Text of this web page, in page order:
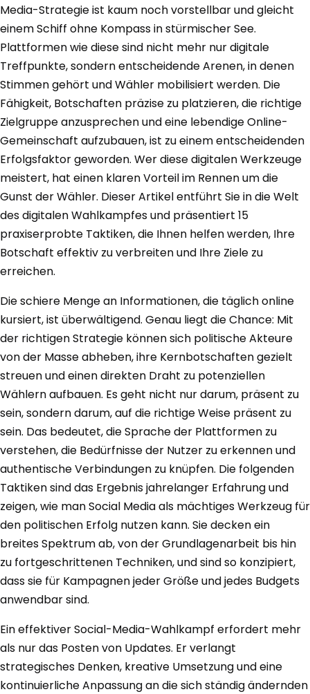
Media-Strategie ist kaum noch vorstellbar und gleicht
einem Schiff ohne Kompass in stürmischer See.
Plattformen wie diese sind nicht mehr nur digitale
Treffpunkte, sondern entscheidende Arenen, in denen
Stimmen gehört und Wähler mobilisiert werden. Die
Fähigkeit, Botschaften präzise zu platzieren, die richtige
Zielgruppe anzusprechen und eine lebendige Online-
Gemeinschaft aufzubauen, ist zu einem entscheidenden
Erfolgsfaktor geworden. Wer diese digitalen Werkzeuge
meistert, hat einen klaren Vorteil im Rennen um die
Gunst der Wähler. Dieser Artikel entführt Sie in die Welt
des digitalen Wahlkampfes und präsentiert 15
praxiserprobte Taktiken, die Ihnen helfen werden, Ihre
Botschaft effektiv zu verbreiten und Ihre Ziele zu
erreichen.
Die schiere Menge an Informationen, die täglich online
kursiert, ist überwältigend. Genau liegt die Chance: Mit
der richtigen Strategie können sich politische Akteure
von der Masse abheben, ihre Kernbotschaften gezielt
streuen und einen direkten Draht zu potenziellen
Wählern aufbauen. Es geht nicht nur darum, präsent zu
sein, sondern darum, auf die richtige Weise präsent zu
sein. Das bedeutet, die Sprache der Plattformen zu
verstehen, die Bedürfnisse der Nutzer zu erkennen und
authentische Verbindungen zu knüpfen. Die folgenden
Taktiken sind das Ergebnis jahrelanger Erfahrung und
zeigen, wie man Social Media als mächtiges Werkzeug für
den politischen Erfolg nutzen kann. Sie decken ein
breites Spektrum ab, von der Grundlagenarbeit bis hin
zu fortgeschrittenen Techniken, und sind so konzipiert,
dass sie für Kampagnen jeder Größe und jedes Budgets
anwendbar sind.
Ein effektiver Social-Media-Wahlkampf erfordert mehr
als nur das Posten von Updates. Er verlangt
strategisches Denken, kreative Umsetzung und eine
kontinuierliche Anpassung an die sich ständig ändernden